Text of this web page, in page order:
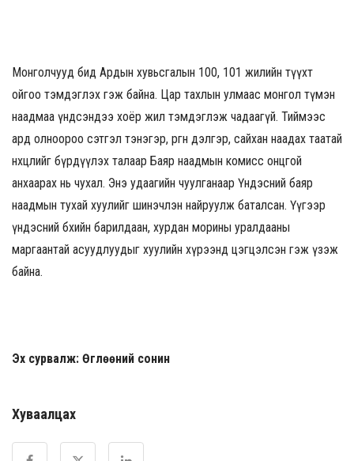
Монголчууд бид Ардын хувьсгалын 100, 101 жилийн түүхт
ойгоо тэмдэглэх гэж байна. Цар тахлын улмаас монгол түмэн
наадмаа үндсэндээ хоёр жил тэмдэглэж чадаагүй. Тиймээс
ард олноороо сэтгэл тэнэгэр, өргөн дэлгэр, сайхан наадах таатай
нөхцлийг бүрдүүлэх талаар Баяр наадмын комисс онцгой
анхаарах нь чухал. Энэ удаагийн чуулганаар Үндэсний баяр
наадмын тухай хуулийг шинэчлэн найруулж баталсан. Үүгээр
үндэсний бөхийн барилдаан, хурдан морины уралдааны
маргаантай асуудлуудыг хуулийн хүрээнд цэгцэлсэн гэж үзэж
байна.
Эх сурвалж: Өглөөний сонин
Хуваалцах